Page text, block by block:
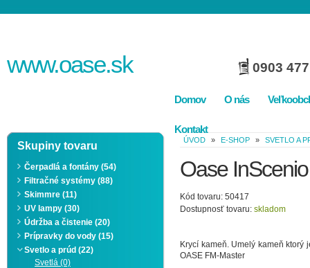
www.oase.sk 0903
Domov O nás
Kontakt
Skupiny tovaru
Čerpadlá a fontány (54)
Filtračné systémy (88)
Skimmre (11)
UV lampy (30)
Údržba a čistenie (20)
Prípravky do vody (15)
Svetlo a prúd (22)
Svetlá (0)
ÚVOD » E-SHOP » SVETLO A
Oase
Kód tovaru: 50417
Dostupnosť tovaru: skladom
Krycí kameň. Umelý kameň ktorý
OASE FM-Master